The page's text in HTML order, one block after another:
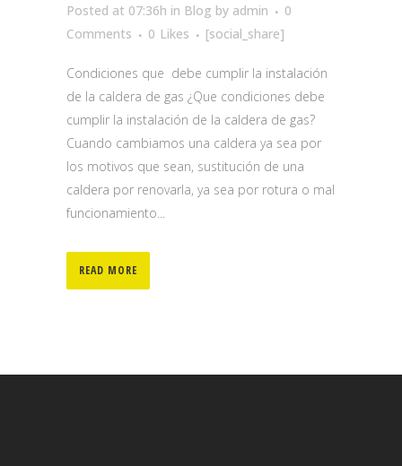
Posted at 07:36h in Blog by admin
0
Comments
0 Likes [social_share]
Condiciones que debe cumplir la instalación
de la caldera de gas ¿Que condiciones debe
cumplir la instalación de la caldera de gas?
Cuando cambiamos una caldera ya sea por
los motivos que sean, sustitución de una
caldera por renovarla, ya sea por rotura o mal
funcionamiento...
READ MORE